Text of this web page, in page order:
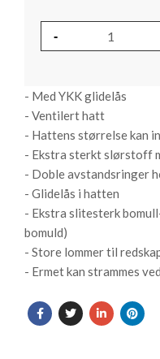
- Med YKK glidelås
- Ventilert hatt
- Hattens størrelse kan
- Ekstra sterkt slørstoff
- Doble avstandsringer
- Glidelås i hatten
- Ekstra slitesterk
bomuld)
- Store lommer til
- Ermet kan strammes